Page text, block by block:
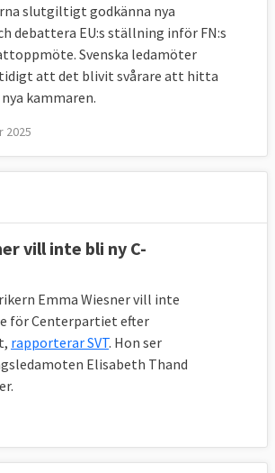
slutgiltigt godkänna nya
debattera EU:s ställning inför FN:s
Svenska ledamöter
att det blivit svårare att hitta
kammaren.
2025
vill inte bli ny C-
Emma Wiesner vill inte
för Centerpartiet efter
rapporterar SVT. Hon ser
Elisabeth Thand